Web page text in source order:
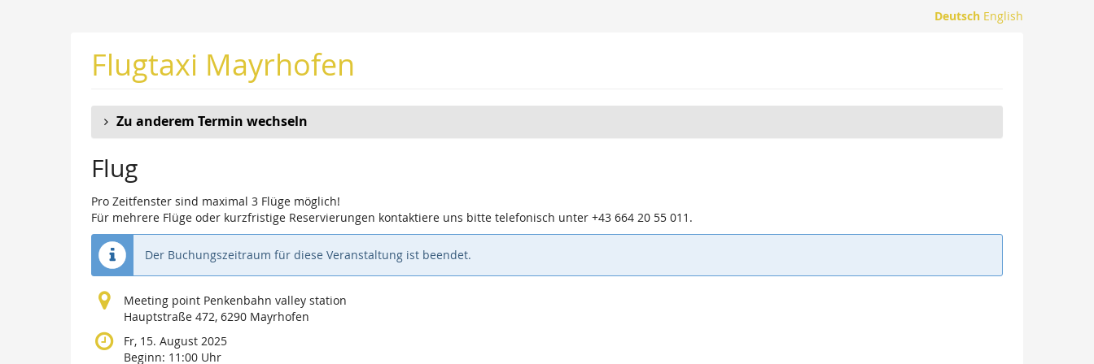
Deutsch English
Flugtaxi Mayrhofen
Zu anderem Termin wechseln
Flug
Pro Zeitfenster sind maximal 3 Flüge möglich!
Für mehrere Flüge oder kurzfristige Reservierungen kontaktiere uns bitte telefonisch unter +43 664 20 55 011.
Der Buchungszeitraum für diese Veranstaltung ist beendet.
Meeting point Penkenbahn valley station
Hauptstraße 472, 6290 Mayrhofen
Fr, 15. August 2025
Beginn: 11:00 Uhr